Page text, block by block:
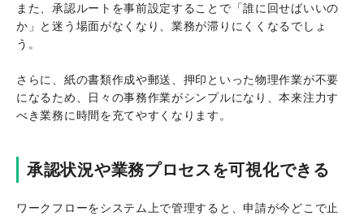
また、承認ルートを事前設定することで「誰に回せばいいの
か」と迷う場面がなくなり、業務が滞りにくくなるでしょ
う。
さらに、紙の書類作成や郵送、押印といった物理作業が不要
になるため、日々の事務作業がシンプルになり、本来注力す
べき業務に時間を充てやすくなります。
承認状況や業務プロセスを可視化できる
ワークフローをシステム上で管理すると、申請が今どこで止